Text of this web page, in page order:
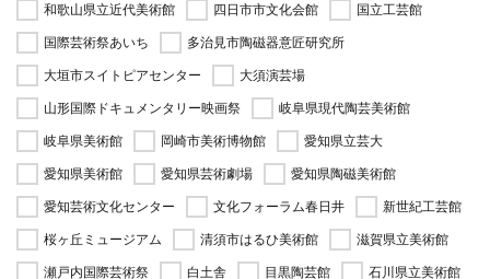
和歌山県立近代美術館
四日市市文化会館
国立工芸館
国際芸術祭あいち
多治見市陶磁器意匠研究所
大垣市スイトピアセンター
大須演芸場
山形国際ドキュメンタリー映画祭
岐阜県現代陶芸美術館
岐阜県美術館
岡崎市美術博物館
愛知県立芸大
愛知県美術館
愛知県芸術劇場
愛知県陶磁美術館
愛知芸術文化センター
文化フォーラム春日井
新世紀工芸館
桜ヶ丘ミュージアム
清須市はるひ美術館
滋賀県立美術館
瀬戸内国際芸術祭
白土舎 目黒陶芸館
石川県立美術館